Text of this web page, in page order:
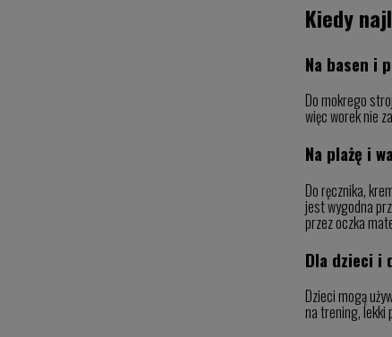
Kiedy
Na basen i
Do mokrego
więc worek nie
Na plażę i
Do ręcznika,
jest wygodna
przez oczka
Dla dzieci i
Dzieci mogą
na trening, lekki